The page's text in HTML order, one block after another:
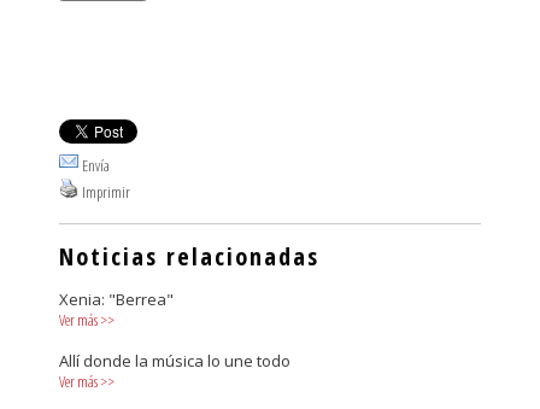
Envía
Imprimir
Noticias relacionadas
Xenia: "Berrea"
Ver más>>
Allí donde la música lo une todo
Ver más>>